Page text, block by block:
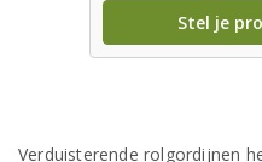
Stel je
Verduisterende rolgordijnen